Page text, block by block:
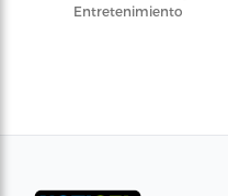
Entretenimiento